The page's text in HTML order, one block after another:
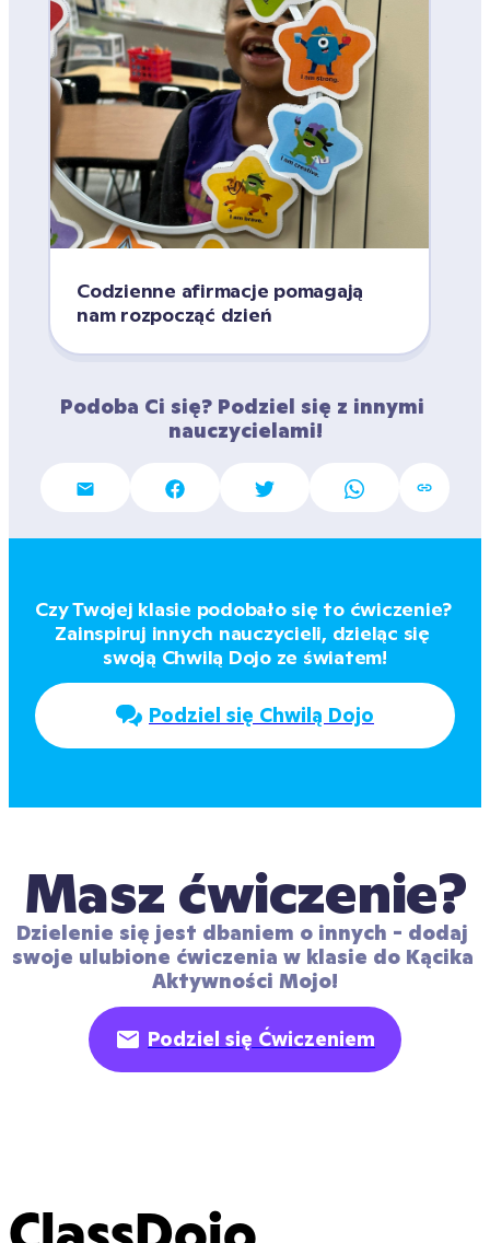
Codzienne afirmacje pomagają
nam rozpocząć dzień
Podoba Ci się? Podziel się z innymi
nauczycielami!
Czy Twojej klasie podobało się to ćwiczenie?
Zainspiruj innych nauczycieli, dzieląc się
swoją Chwilą Dojo ze światem!
Podziel się Chwilą Dojo
Masz ćwiczenie?
Dzielenie się jest dbaniem o innych - dodaj
swoje ulubione ćwiczenia w klasie do Kącika
Aktywności Mojo!
Podziel się Ćwiczeniem